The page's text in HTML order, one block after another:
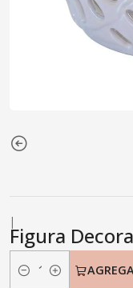
|
Figura
Cantidad